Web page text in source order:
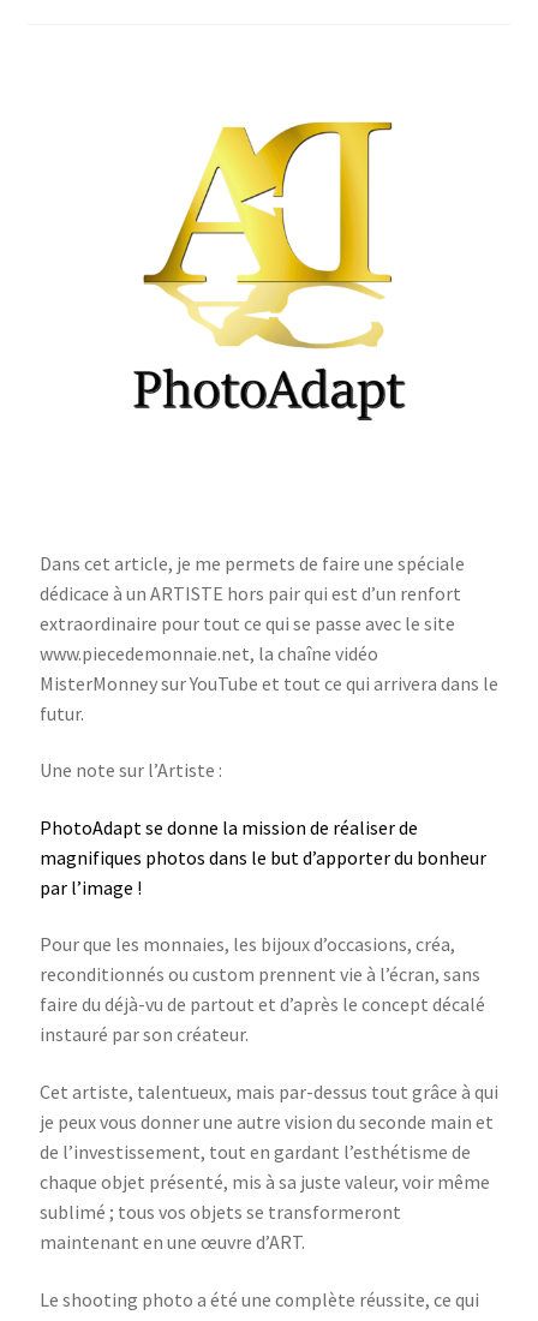
Dans cet article, je me permets de faire une spéciale
dédicace à un ARTISTE hors pair qui est d’un renfort
extraordinaire pour tout ce qui se passe avec le site
www.piecedemonnaie.net, la chaîne vidéo
MisterMonney sur YouTube et tout ce qui arrivera dans le
futur.
Une note sur l’Artiste :
PhotoAdapt se donne la mission de réaliser de
magnifiques photos dans le but d’apporter du bonheur
par l’image !
Pour que les monnaies, les bijoux d’occasions, créa,
reconditionnés ou custom prennent vie à l’écran, sans
faire du déjà-vu de partout et d’après le concept décalé
instauré par son créateur.
Cet artiste, talentueux, mais par-dessus tout grâce à qui
je peux vous donner une autre vision du seconde main et
de l’investissement, tout en gardant l’esthétisme de
chaque objet présenté, mis à sa juste valeur, voir même
sublimé ; tous vos objets se transformeront
maintenant en une œuvre d’ART.
Le shooting photo a été une complète réussite, ce qui